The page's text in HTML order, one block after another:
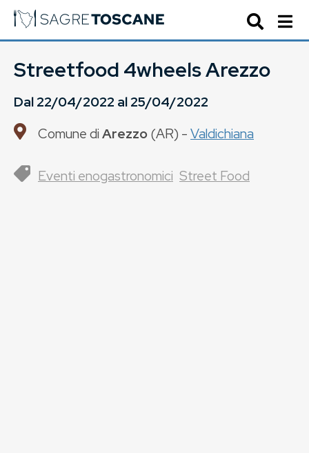
Streetfood 4wheels Arezzo
Dal22/04/2022 al25/04/2022
Comune diArezzo(AR) -Valdichiana
Eventi enogastronomici Street Food